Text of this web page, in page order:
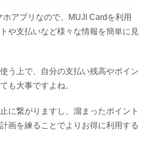
ホアプリなので、MUJI Cardを利用
や支払いなど様々な情報を簡単に見
う上で、自分の支払い残高やポイン
も大事ですよね。
に繋がりますし、溜まったポイント
画を練ることでよりお得に利用する